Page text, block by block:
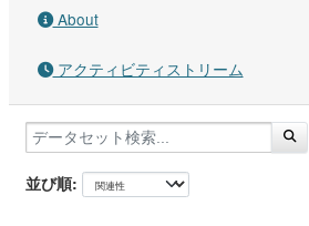
About
アクティビティストリーム
並び順